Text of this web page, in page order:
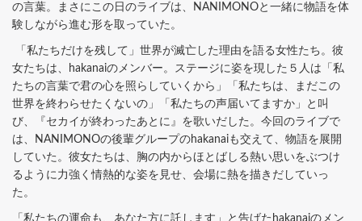
の言葉。まさにこの日のライブは、NANIMONOと一緒に物語を体
験しながら進む形を取っていた。
「私たちだけを残して」世界が滅亡した理由を語る女性たち。彼
女たちは、hakanaiのメンバー。ステージに姿を現した５人は「私
たちの言葉で君の心を照らしていくから」「私たちは、まだこの
世界を終わらせたくないの」「私たちの声届いてますか」と叫
び、『セカイが終わったあとに』を歌いだした。今回のライブで
は、NANIMONOの後輩グループのhakanaiも交えて、物語を展開
していた。彼女たちは、胸の内からほとばしる熱い思いをぶつけ
るように力強く情熱的な姿を見せ、会場に熱を描きだしていっ
た。
「私たちの運命も、あなた方に託します」と告げたhakanaiのメン